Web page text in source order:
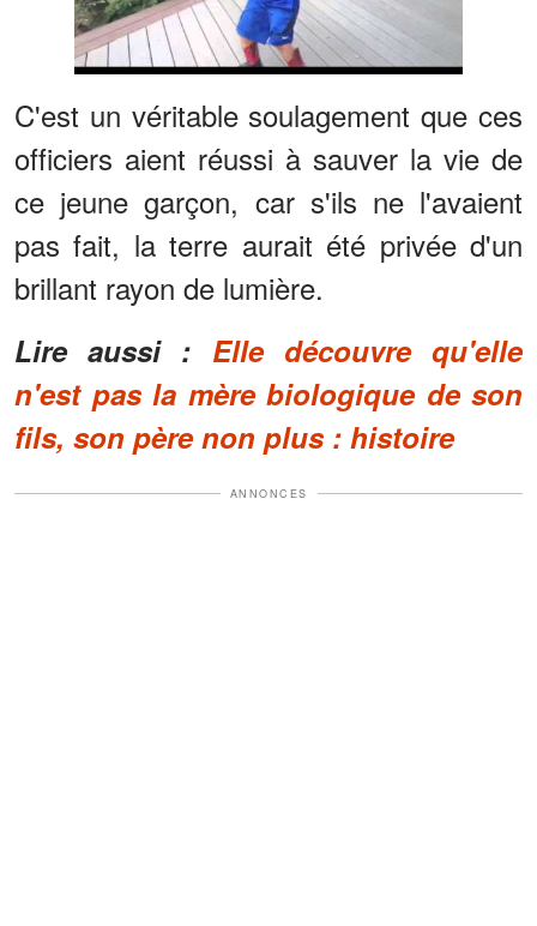
C'est un véritable soulagement que ces
officiers aient réussi à sauver la vie de
ce jeune garçon, car s'ils ne l'avaient
pas fait, la terre aurait été privée d'un
brillant rayon de lumière.
Lire aussi : Elle découvre qu'elle
n'est pas la mère biologique de son
fils, son père non plus : histoire
ANNONCES